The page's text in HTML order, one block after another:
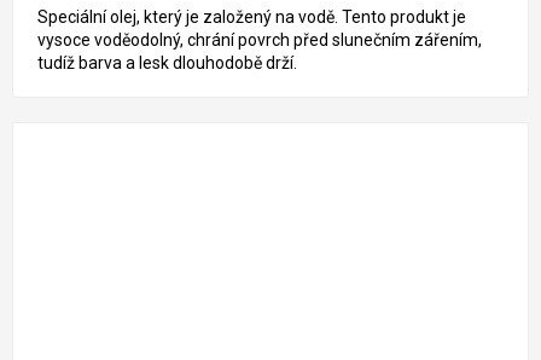
Speciální olej, který je založený na vodě. Tento produkt je
vysoce voděodolný, chrání povrch před slunečním zářením,
tudíž barva a lesk dlouhodobě drží.